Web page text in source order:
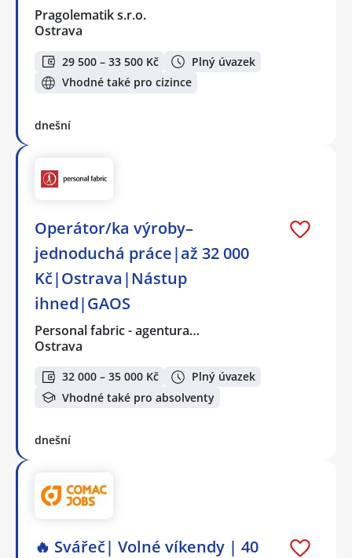
Pragolematik s.r.o.
Ostrava
29 500 – 33 500 Kč
Plný úvazek
Vhodné také pro cizince
dnešní
Operátor/ka výroby–
jednoduchá práce|až 32 000
Kč|Ostrava|Nástup
ihned|GAOS
Personal fabric - agentura…
Ostrava
32 000 – 35 000 Kč
Plný úvazek
Vhodné také pro absolventy
dnešní
🔥 Svářeč| Volné víkendy | 40